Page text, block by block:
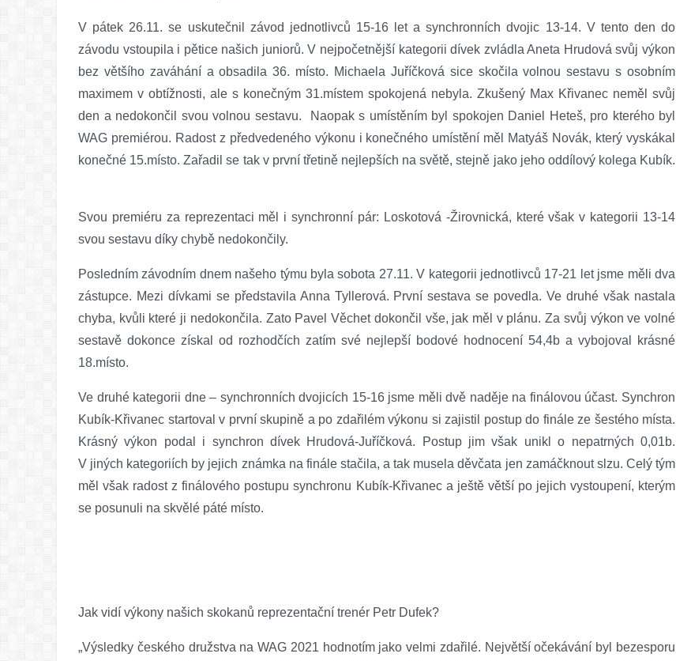
V pátek 26.11. se uskutečnil závod jednotlivců 15-16 let a synchronních dvojic 13-14. V tento den do
závodu vstoupila i pětice našich juniorů. V nejpočetnější kategorii dívek zvládla Aneta Hrudová svůj výkon
bez většího zaváhání a obsadila 36. místo. Michaela Juříčková sice skočila volnou sestavu s osobním
maximem v obtížnosti, ale s konečným 31.místem spokojená nebyla. Zkušený Max Křivanec neměl svůj
den a nedokončil svou volnou sestavu. Naopak s umístěním byl spokojen Daniel Heteš, pro kterého byl
WAG premiérou. Radost z předvedeného výkonu i konečného umístění měl Matyáš Novák, který vyskákal
konečné 15.místo. Zařadil se tak v první třetině nejlepších na světě, stejně jako jeho oddílový kolega Kubík.
Svou premiéru za reprezentaci měl i synchronní pár: Loskotová -Žirovnická, které však v kategorii 13-14
svou sestavu díky chybě nedokončily.
Posledním závodním dnem našeho týmu byla sobota 27.11. V kategorii jednotlivců 17-21 let jsme měli dva
zástupce. Mezi dívkami se představila Anna Tyllerová. První sestava se povedla. Ve druhé však nastala
chyba, kvůli které ji nedokončila. Zato Pavel Věchet dokončil vše, jak měl v plánu. Za svůj výkon ve volné
sestavě dokonce získal od rozhodčích zatím své nejlepší bodové hodnocení 54,4b a vybojoval krásné
18.místo.
Ve druhé kategorii dne – synchronních dvojicích 15-16 jsme měli dvě naděje na finálovou účast. Synchron
Kubík-Křivanec startoval v první skupině a po zdařilém výkonu si zajistil postup do finále ze šestého místa.
Krásný výkon podal i synchron dívek Hrudová-Juříčková. Postup jim však unikl o nepatrných 0,01b.
V jiných kategoriích by jejich známka na finále stačila, a tak musela děvčata jen zamáčknout slzu. Celý tým
měl však radost z finálového postupu synchronu Kubík-Křivanec a ještě větší po jejich vystoupení, kterým
se posunuli na skvělé páté místo.
Jak vidí výkony našich skokanů reprezentační trenér Petr Dufek?
„Výsledky českého družstva na WAG 2021 hodnotím jako velmi zdařilé. Největší očekávání byl bezesporu